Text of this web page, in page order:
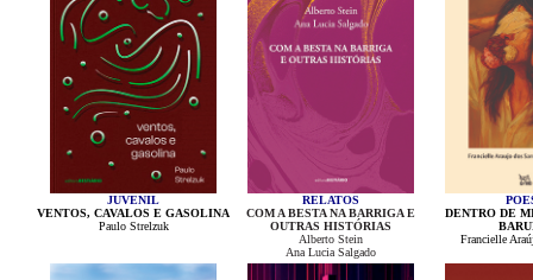
JUVENIL
VENTOS, CAVALOS E GASOLINA
Paulo Strelzuk
RELATOS
COM A BESTA NA BARRIGA E
OUTRAS HISTÓRIAS
Alberto Stein
Ana Lucia Salgado
DENTRO DE
Francielle